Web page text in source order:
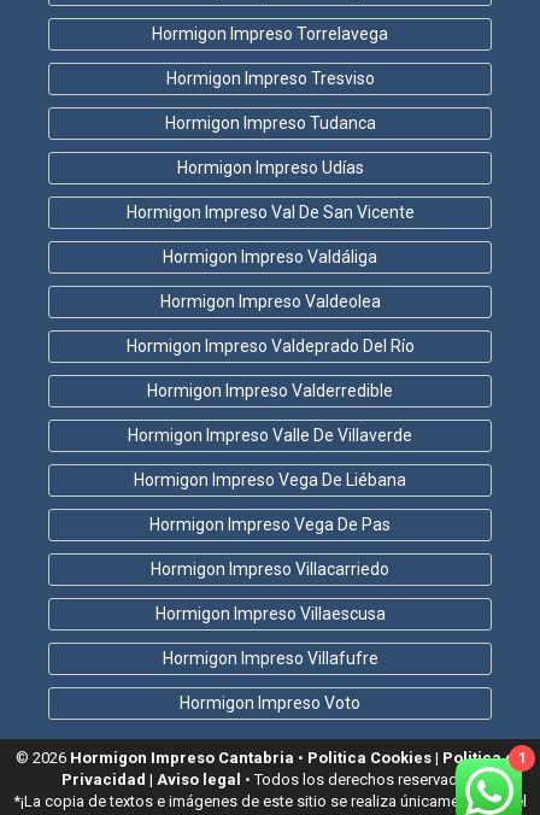
Hormigon Impreso Torrelavega
Hormigon Impreso Tresviso
Hormigon Impreso Tudanca
Hormigon Impreso Udías
Hormigon Impreso Val De San Vicente
Hormigon Impreso Valdáliga
Hormigon Impreso Valdeolea
Hormigon Impreso Valdeprado Del Río
Hormigon Impreso Valderredible
Hormigon Impreso Valle De Villaverde
Hormigon Impreso Vega De Liébana
Hormigon Impreso Vega De Pas
Hormigon Impreso Villacarriedo
Hormigon Impreso Villaescusa
Hormigon Impreso Villafufre
Hormigon Impreso Voto
© 2026 Hormigon Impreso Cantabria • Politica Cookies | Politica de
Privacidad | Aviso legal • Todos los derechos reservados!
*¡La copia de textos e imágenes de este sitio se realiza únicamente con el
1